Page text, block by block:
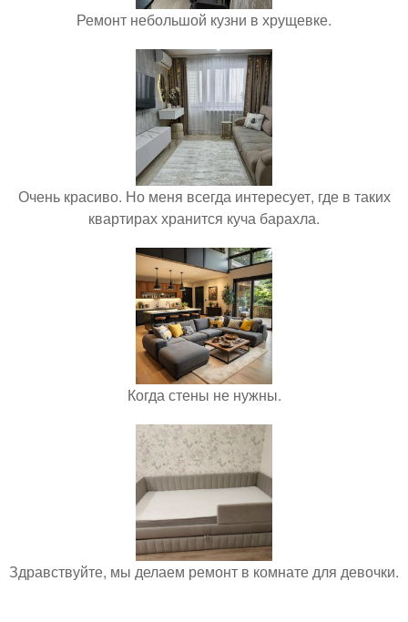
Ремонт небольшой кузни в хрущевке.
Очень красиво. Но меня всегда интересует, где в таких
квартирах хранится куча барахла.
Когда стены не нужны.
Здравствуйте, мы делаем ремонт в комнате для девочки.